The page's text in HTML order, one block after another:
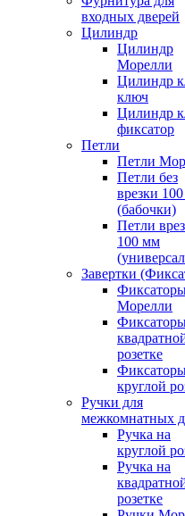
входных дверей
Цилиндр
Цилиндр
Морелли
Цилиндр
ключ
Цилиндр
фиксатор
Петли
Петли
Петли без
врезки
(бабочки)
Петли
100 мм
Завертки
Морелли
розетке
круглой
Ручки для
межкомнатных
Ручка на
круглой
Ручка на
розетке